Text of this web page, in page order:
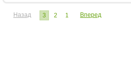
Назад 3 2 1 Вперед